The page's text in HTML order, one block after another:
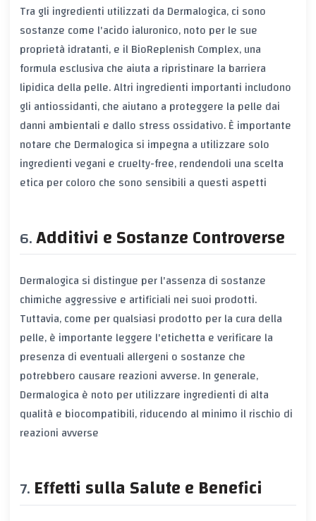
Tra gli ingredienti utilizzati da Dermalogica, ci sono
sostanze come l'acido ialuronico, noto per le sue
proprietà idratanti, e il BioReplenish Complex, una
formula esclusiva che aiuta a ripristinare la barriera
lipidica della pelle. Altri ingredienti importanti includono
gli antiossidanti, che aiutano a proteggere la pelle dai
danni ambientali e dallo stress ossidativo. È importante
notare che Dermalogica si impegna a utilizzare solo
ingredienti vegani e cruelty-free, rendendoli una scelta
etica per coloro che sono sensibili a questi aspetti
Additivi e Sostanze Controverse
Dermalogica si distingue per l'assenza di sostanze
chimiche aggressive e artificiali nei suoi prodotti.
Tuttavia, come per qualsiasi prodotto per la cura della
pelle, è importante leggere l'etichetta e verificare la
presenza di eventuali allergeni o sostanze che
potrebbero causare reazioni avverse. In generale,
Dermalogica è noto per utilizzare ingredienti di alta
qualità e biocompatibili, riducendo al minimo il rischio di
reazioni avverse
Effetti sulla Salute e Benefici